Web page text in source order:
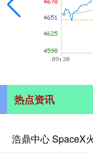
热点资讯
浩鼎中心 SpaceX